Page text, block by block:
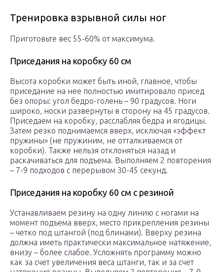
Тренировка взрывной силы ног
Приготовьте вес 55-60% от максимума.
Приседания на коробку 60 см
Высота коробки может быть иной, главное, чтобы
приседание на нее полностью имитировало присед
без опоры: угол бедро-голень – 90 градусов. Ноги
широко, носки развернуты в сторону на 45 градусов.
Приседаем на коробку, расслабляя бедра и ягодицы.
Затем резко поднимаемся вверх, исключая «эффект
пружины» (не пружиним, не отталкиваемся от
коробки). Также нельзя отклоняться назад и
раскачиваться для подъема. Выполняем 2 повторения
– 7-9 подходов с перерывом 30-45 секунд.
Приседания на коробку 60 см с резиной
Устанавливаем резину на одну линию с ногами на
момент подъема вверх, место прикрепления резины
– четко под штангой (под блинами). Вверху резина
должна иметь практически максимальное натяжение,
внизу – более слабое. Усложнять программу можно
как за счет увеличения веса штанги, так и за счет